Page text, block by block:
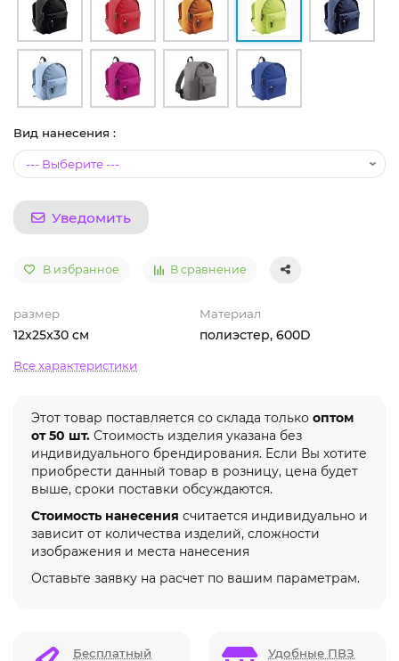
Вид нанесения :
Уведомить
В избранное В сравнение
размер
12x25x30 см
Материал
полиэстер, 600D
Все характеристики
Этот товар поставляется со склада только оптом
от 50 шт. Стоимость изделия указана без
индивидуального брендирования. Если Вы хотите
приобрести данный товар в розницу, цена будет
выше, сроки поставки обсуждаются.
Стоимость нанесения считается индивидуально и
зависит от количества изделий, сложности
изображения и места нанесения
Оставьте заявку на расчет по вашим параметрам.
Бесплатный
Удобные ПВЗ